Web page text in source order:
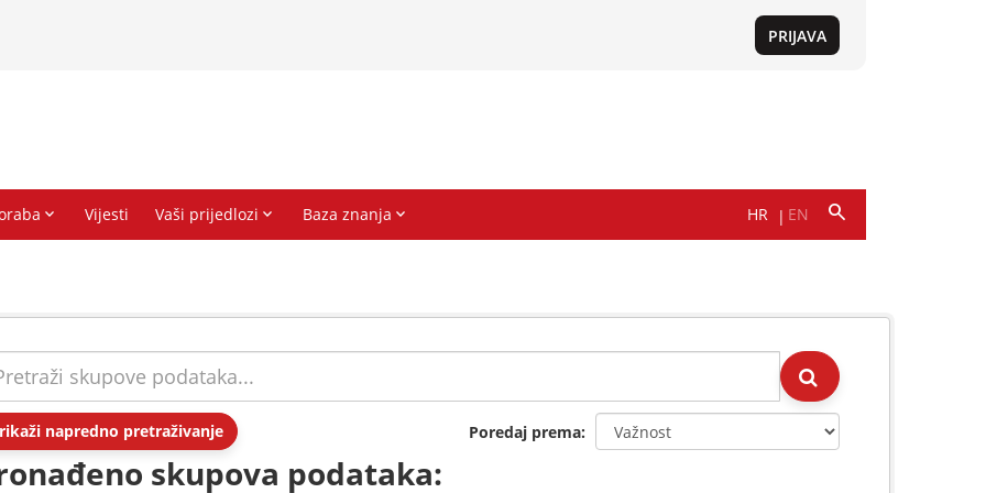
napredno pretraživanje Poredaj prema
skupova podataka: